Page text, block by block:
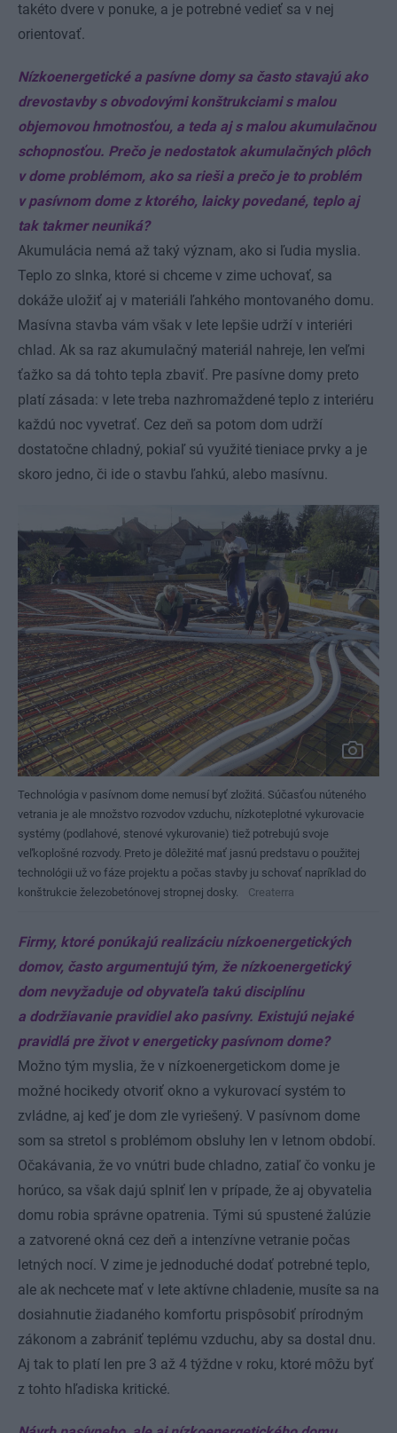
takéto dvere v ponuke, a je potrebné vedieť sa v nej
orientovať.
Nízkoenergetické a pasívne domy sa často stavajú ako
drevostavby s obvodovými konštrukciami s malou
objemovou hmotnosťou, a teda aj s malou akumulačnou
schopnosťou. Prečo je nedostatok akumulačných plôch
v dome problémom, ako sa rieši a prečo je to problém
v pasívnom dome z ktorého, laicky povedané, teplo aj
tak takmer neuniká?
Akumulácia nemá až taký význam, ako si ľudia myslia.
Teplo zo slnka, ktoré si chceme v zime uchovať, sa
dokáže uložiť aj v materiáli ľahkého montovaného domu.
Masívna stavba vám však v lete lepšie udrží v interiéri
chlad. Ak sa raz akumulačný materiál nahreje, len veľmi
ťažko sa dá tohto tepla zbaviť. Pre pasívne domy preto
platí zásada: v lete treba nazhromaždené teplo z interiéru
každú noc vyvetrať. Cez deň sa potom dom udrží
dostatočne chladný, pokiaľ sú využité tieniace prvky a je
skoro jedno, či ide o stavbu ľahkú, alebo masívnu.
Technológia v pasívnom dome nemusí byť zložitá. Súčasťou núteného
vetrania je ale množstvo rozvodov vzduchu, nízkoteplotné vykurovacie
systémy (podlahové, stenové vykurovanie) tiež potrebujú svoje
veľkoplošné rozvody. Preto je dôležité mať jasnú predstavu o použitej
technológii už vo fáze projektu a počas stavby ju schovať napríklad do
konštrukcie železobetónovej stropnej dosky.
Createrra
Firmy, ktoré ponúkajú realizáciu nízkoenergetických
domov, často argumentujú tým, že nízkoenergetický
dom nevyžaduje od obyvateľa takú disciplínu
a dodržiavanie pravidiel ako pasívny. Existujú nejaké
pravidlá pre život v energeticky pasívnom dome?
Možno tým myslia, že v nízkoenergetickom dome je
možné hocikedy otvoriť okno a vykurovací systém to
zvládne, aj keď je dom zle vyriešený. V pasívnom dome
som sa stretol s problémom obsluhy len v letnom období.
Očakávania, že vo vnútri bude chladno, zatiaľ čo vonku je
horúco, sa však dajú splniť len v prípade, že aj obyvatelia
domu robia správne opatrenia. Tými sú spustené žalúzie
a zatvorené okná cez deň a intenzívne vetranie počas
letných nocí. V zime je jednoduché dodať potrebné teplo,
ale ak nechcete mať v lete aktívne chladenie, musíte sa na
dosiahnutie žiadaného komfortu prispôsobiť prírodným
zákonom a zabrániť teplému vzduchu, aby sa dostal dnu.
Aj tak to platí len pre 3 až 4 týždne v roku, ktoré môžu byť
z tohto hľadiska kritické.